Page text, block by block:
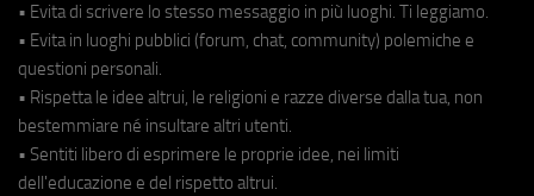
• Evita di scrivere lo stesso messaggio in più luoghi. Ti leggiamo.
• Evita in luoghi pubblici (forum, chat, community) polemiche e
questioni personali.
• Rispetta le idee altrui, le religioni e razze diverse dalla tua, non
bestemmiare né insultare altri utenti.
• Sentiti libero di esprimere le proprie idee, nei limiti
dell'educazione e del rispetto altrui.